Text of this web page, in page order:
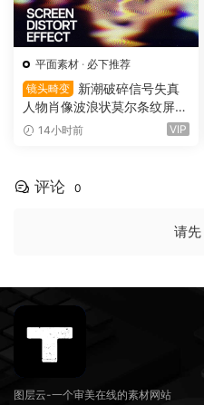
平面素材 · 必下推荐
镜头畸变
新潮破碎信号失真
人物肖像波浪状莫尔条纹屏幕
畸变专辑封面音乐海报传单P
14小时前 VIP
评论 0
请先
图层云-一个审美在线的素材网站